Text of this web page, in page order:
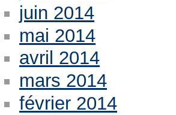
juin 2014
mai 2014
avril 2014
mars 2014
février 2014